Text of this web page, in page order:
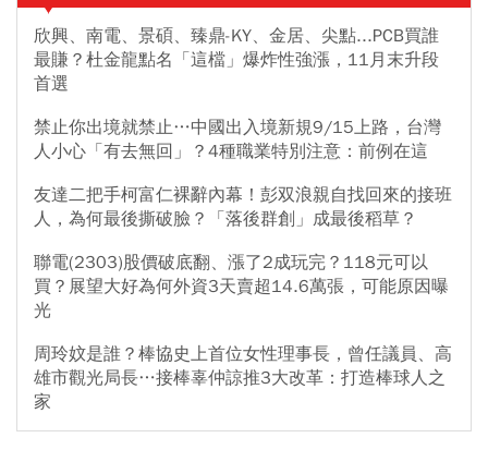
欣興、南電、景碩、臻鼎-KY、金居、尖點...PCB買誰
最賺？杜金龍點名「這檔」爆炸性強漲，11月末升段
首選
禁止你出境就禁止…中國出入境新規9/15上路，台灣
人小心「有去無回」？4種職業特別注意：前例在這
友達二把手柯富仁裸辭內幕！彭双浪親自找回來的接班
人，為何最後撕破臉？「落後群創」成最後稻草？
聯電(2303)股價破底翻、漲了2成玩完？118元可以
買？展望大好為何外資3天賣超14.6萬張，可能原因曝
光
周玲妏是誰？棒協史上首位女性理事長，曾任議員、高
雄市觀光局長…接棒辜仲諒推3大改革：打造棒球人之
家